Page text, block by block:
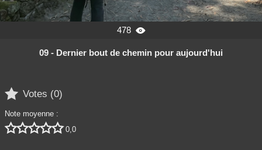
478 
09 - Dernier bout de chemin pour aujourd'hui
 Votes (0)
Note moyenne :
 0,0